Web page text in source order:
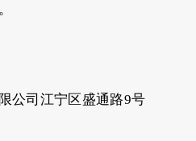
公司江宁区盛通路9号